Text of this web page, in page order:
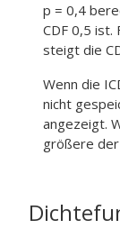
p = 0,4
CDF 0,5 ist.
steigt die
Wenn die
nicht
angezeigt.
größere